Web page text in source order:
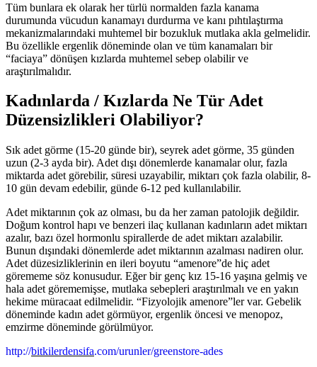
Tüm bunlara ek olarak her türlü normalden fazla kanama
durumunda vücudun kanamayı durdurma ve kanı pıhtılaştırma
mekanizmalarındaki muhtemel bir bozukluk mutlaka akla gelmelidir.
Bu özellikle ergenlik döneminde olan ve tüm kanamaları bir
“faciaya” dönüşen kızlarda muhtemel sebep olabilir ve
araştırılmalıdır.
Kadınlarda / Kızlarda Ne Tür Adet
Düzensizlikleri Olabiliyor?
Sık adet görme (15-20 günde bir), seyrek adet görme, 35 günden
uzun (2-3 ayda bir). Adet dışı dönemlerde kanamalar olur, fazla
miktarda adet görebilir, süresi uzayabilir, miktarı çok fazla olabilir, 8-
10 gün devam edebilir, günde 6-12 ped kullanılabilir.
Adet miktarının çok az olması, bu da her zaman patolojik değildir.
Doğum kontrol hapı ve benzeri ilaç kullanan kadınların adet miktarı
azalır, bazı özel hormonlu spirallerde de adet miktarı azalabilir.
Bunun dışındaki dönemlerde adet miktarının azalması nadiren olur.
Adet düzesizliklerinin en ileri boyutu “amenore”de hiç adet
görememe söz konusudur. Eğer bir genç kız 15-16 yaşına gelmiş ve
hala adet görememişse, mutlaka sebepleri araştırılmalı ve en yakın
hekime müracaat edilmelidir. “Fizyolojik amenore”ler var. Gebelik
döneminde kadın adet görmüyor, ergenlik öncesi ve menopoz,
emzirme döneminde görülmüyor.
http://bitkilerdensifa.com/urunler/greenstore-ades